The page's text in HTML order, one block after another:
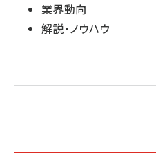
業界動向
解説・ノウハウ